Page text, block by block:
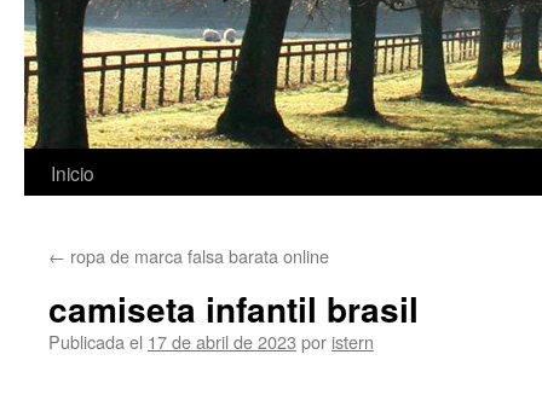
Saltar
contenido
Inicio
← ropa de marca falsa barata online
camiseta infantil brasil
Publicada el 17 de abril de 2023 por istern